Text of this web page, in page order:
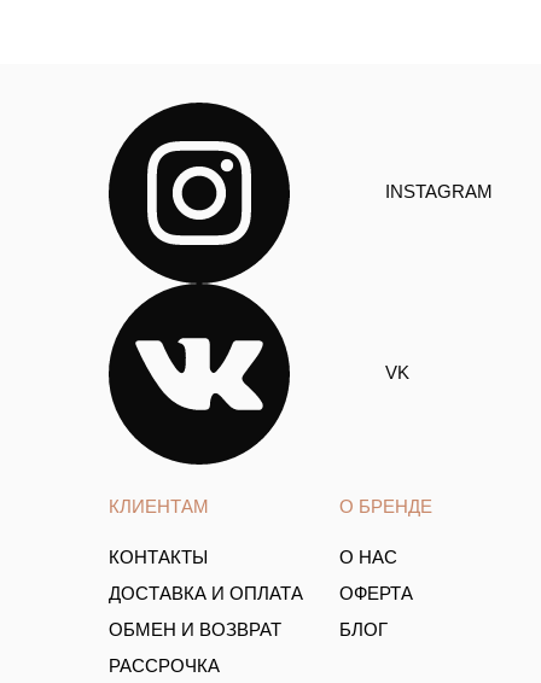
КЛИЕНТАМ
КОНТАКТЫ
ДОСТАВКА И ОПЛАТА
ОБМЕН И ВОЗВРАТ
РАССРОЧКА
О БРЕНДЕ
О НАС
ОФЕРТА
БЛОГ
INSTAGRAM
VK